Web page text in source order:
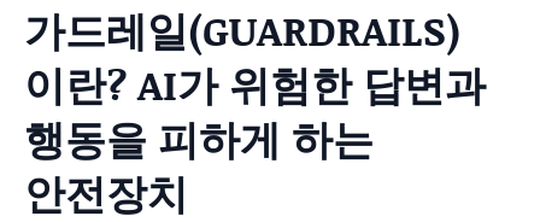
가드레일(GUARDRAILS)
이란? AI가 위험한 답변과
행동을 피하게 하는
안전장치